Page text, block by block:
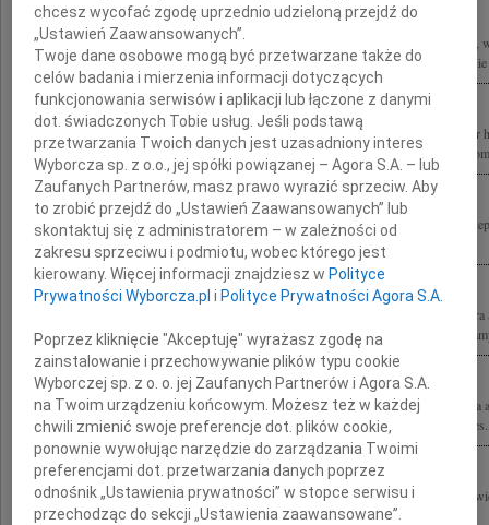
Z wielkim żalem przyjęliśmy wiadomość o tragicznej śmierci wybitnego architekta,
Konkursu Polski Cement w Architekturze prof. arch. Stefana Kuryłowicza Rodzinie
Z prawdziwym smutkiem przyjęliśmy wiadomość o tragicznej śmierci Profesora dr
Wszystkie wybitne projekty na długo zapadną nam w pamięć Rodzinie,
Wstrząśnięci wiadomością o tragicznej śmierci Stefana Kuryłowicza w poczuciu
Ewie Kuryłowicz wyrazy żalu i współczucia Jacek Kwieciński z rodziną
Z głębokim smutkiem i żalem przyjęliśmy wiadomość o tragicznej śmierci
wybitnego architekta i wspaniałego Człowieka Szczere wyrazy współczucia
Z powodu tragicznej śmierci prof. Stefana Kuryłowicza nieocenionej postaci
zaszczyt współpracować najszczersze wyrazy współczucia Rodzinie składają
Z głębokim smutkiem przyjęliśmy wiadomość o śmierci profesora Stefana
życiu wszystkich nas, autorytetem w dziedzinie architektury i wzorem do...
chcesz wycofać zgodę uprzednio udzieloną przejdź do
„Ustawień Zaawansowanych”.
Twoje dane osobowe mogą być przetwarzane także do
celów badania i mierzenia informacji dotyczących
funkcjonowania serwisów i aplikacji lub łączone z danymi
dot. świadczonych Tobie usług. Jeśli podstawą
przetwarzania Twoich danych jest uzasadniony interes
Wyborcza sp. z o.o., jej spółki powiązanej – Agora S.A. – lub
Zaufanych Partnerów, masz prawo wyrazić sprzeciw. Aby
to zrobić przejdź do „Ustawień Zaawansowanych” lub
skontaktuj się z administratorem – w zależności od
zakresu sprzeciwu i podmiotu, wobec którego jest
kierowany. Więcej informacji znajdziesz wPolityce
Prywatności Wyborcza.pl iPolityce Prywatności Agora S.A.
Poprzez kliknięcie "Akceptuję" wyrażasz zgodę na
zainstalowanie i przechowywanie plików typu cookie
Wyborczej sp. z o. o. jej Zaufanych Partnerów i Agora S.A.
na Twoim urządzeniu końcowym. Możesz też w każdej
chwili zmienić swoje preferencje dot. plików cookie,
ponownie wywołując narzędzie do zarządzania Twoimi
preferencjami dot. przetwarzania danych poprzez
odnośnik „Ustawienia prywatności” w stopce serwisu i
przechodząc do sekcji „Ustawienia zaawansowane”.